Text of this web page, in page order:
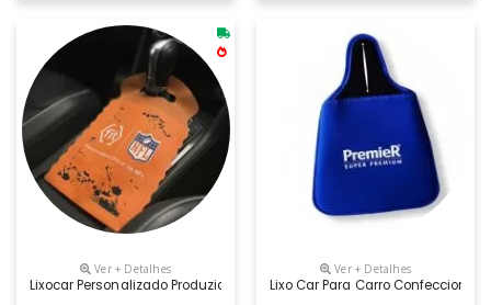
Ver + Detalhes
Lixocar Personalizado Produzido Em Tnt De Alta Qualidade (gramatura
Ver + Detalhes
Lixo Car Para Carro